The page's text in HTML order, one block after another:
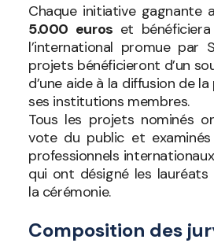
Chaque initiative gagnante
5.000 euros et
l’international promue par
projets bénéficieront d’un
d’une aide à la diffusion de
ses institutions membres.
Tous les projets nominés
vote du public et
professionnels
qui ont désigné les lauréats
la cérémonie.
Composition des